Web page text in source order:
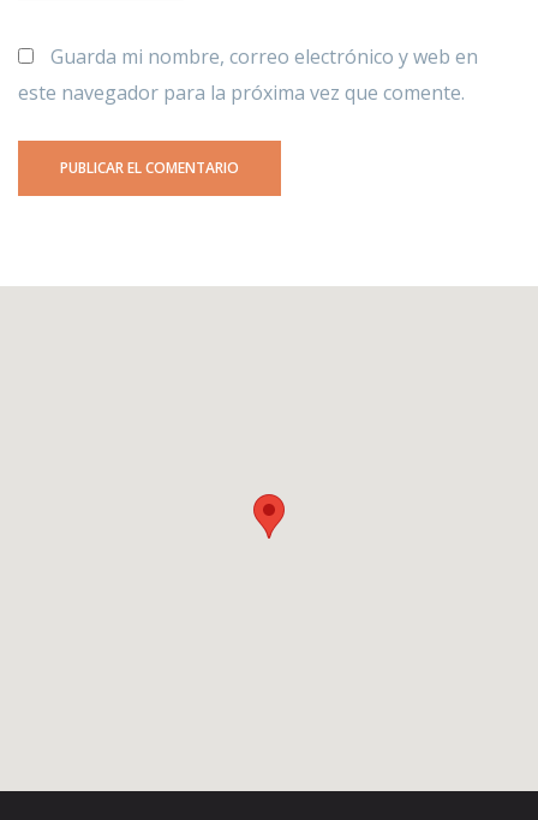
Guarda mi nombre, correo electrónico y web en
este navegador para la próxima vez que comente.